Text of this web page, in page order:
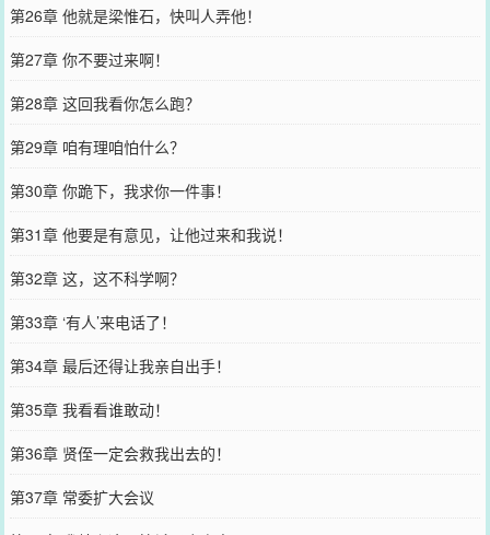
第26章 他就是梁惟石，快叫人弄他！
第27章 你不要过来啊！
第28章 这回我看你怎么跑？
第29章 咱有理咱怕什么？
第30章 你跪下，我求你一件事！
第31章 他要是有意见，让他过来和我说！
第32章 这，这不科学啊？
第33章 ‘有人’来电话了！
第34章 最后还得让我亲自出手！
第35章 我看看谁敢动！
第36章 贤侄一定会救我出去的！
第37章 常委扩大会议